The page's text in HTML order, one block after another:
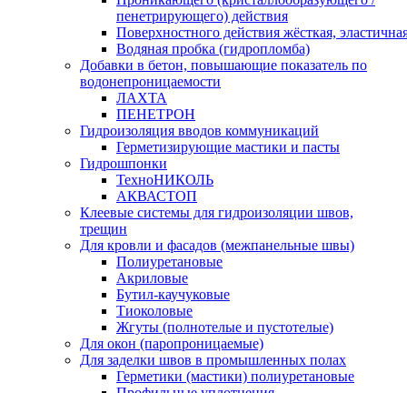
пенетрирующего) действия
Поверхностного действия жёсткая,
Водяная пробка (гидропломба)
Добавки в бетон, повышающие показатель по
водонепроницаемости
ЛАХТА
ПЕНЕТРОН
Гидроизоляция вводов коммуникаций
Герметизирующие мастики и пасты
Гидрошпонки
ТехноНИКОЛЬ
АКВАСТОП
Клеевые системы для гидроизоляции швов,
трещин
Для кровли и фасадов (межпанельные швы)
Полиуретановые
Акриловые
Бутил-каучуковые
Тиоколовые
Жгуты (полнотелые и пустотелые)
Для окон (паропроницаемые)
Для заделки швов в промышленных полах
Герметики (мастики) полиуретановые